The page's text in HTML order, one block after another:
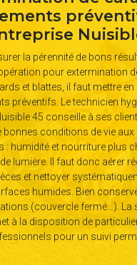
la pérennité de bons
pour extermination
et blattes, il faut mettre en
préventifs. Le technicien
45 conseille à ses
bonnes conditions de vie
: humidité et nourriture plus
lumière. Il faut donc aérer
et nettoyer
humides. Bien
(couvercle fermé…). La
à la disposition de
pour un suivi